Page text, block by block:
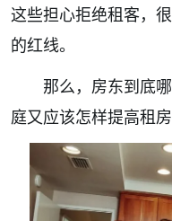
这些担心拒绝租客，
的红线。
那么，房东到底
庭又应该怎样提高租